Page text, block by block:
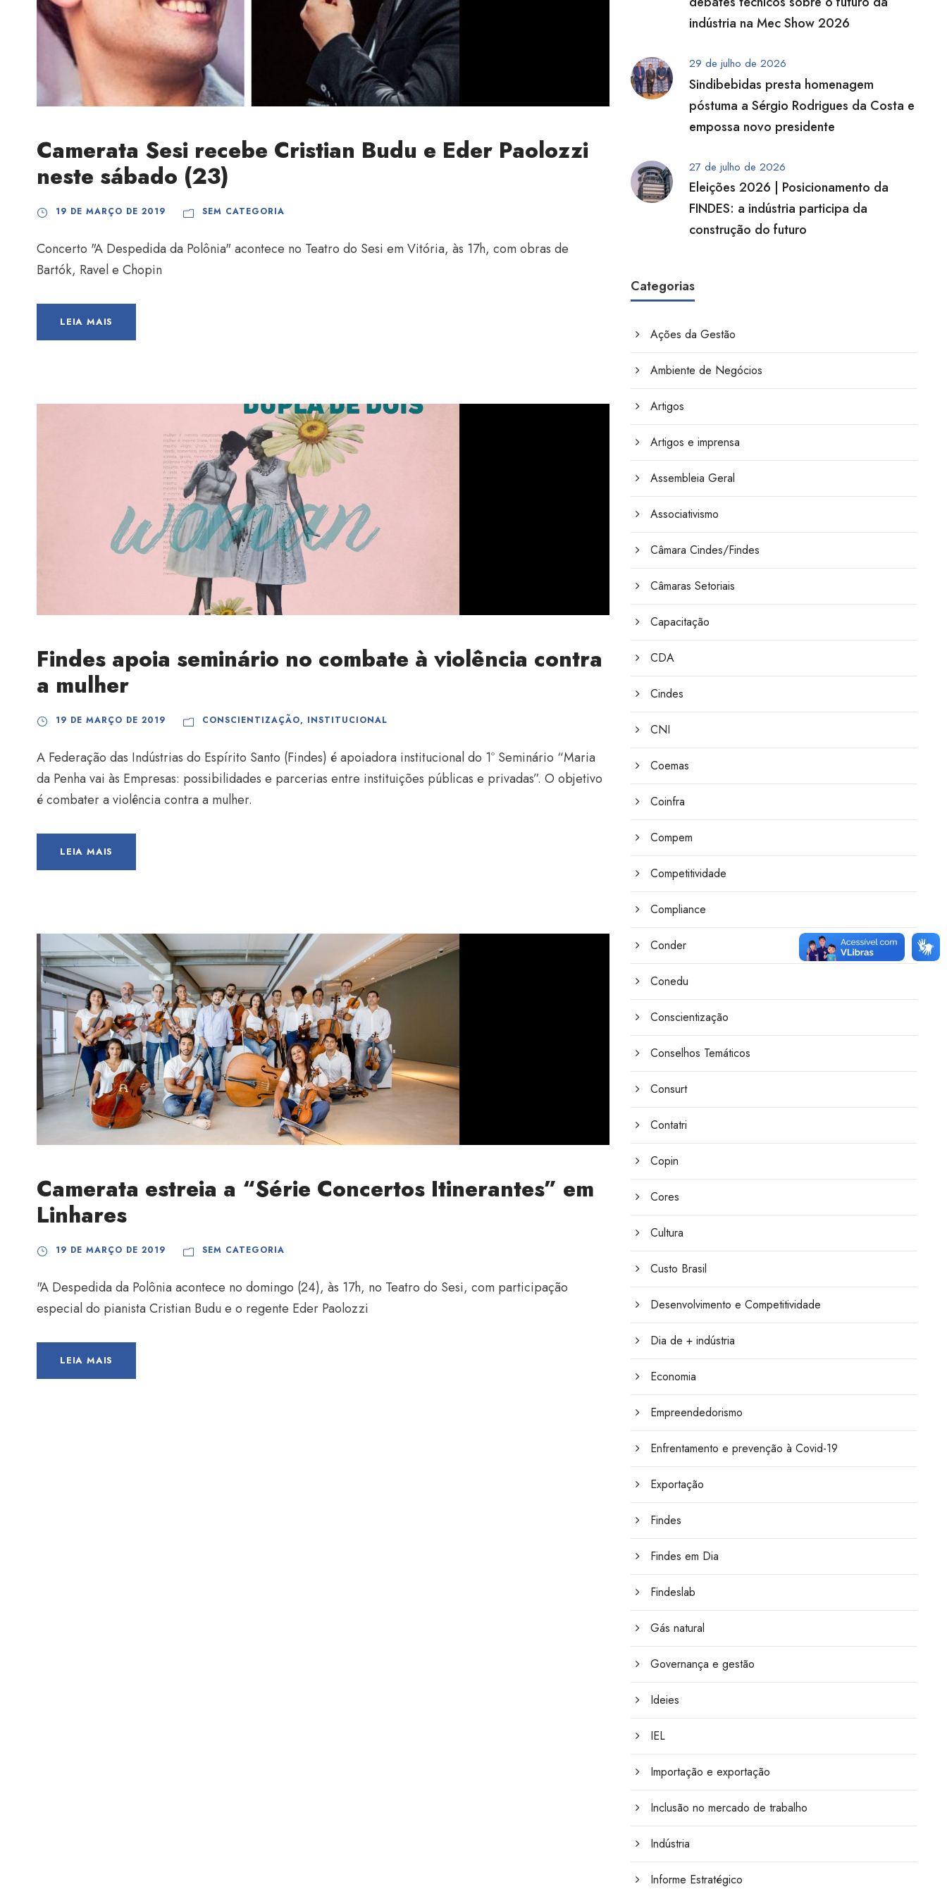
Camerata Sesi recebe Cristian Budu e Eder Paolozzi
neste sábado (23)
19 DE MARÇO DE 2019 SEM CATEGORIA
Concerto "A Despedida da Polônia" acontece no Teatro do Sesi em Vitória, às 17h, com obras de
Bartók, Ravel e Chopin
LEIA MAIS
Findes apoia seminário no combate à violência contra
a mulher
19 DE MARÇO DE 2019 CONSCIENTIZAÇÃO, INSTITUCIONAL
A Federação das Indústrias do Espírito Santo (Findes) é apoiadora institucional do 1º Seminário “Maria
da Penha vai às Empresas: possibilidades e parcerias entre instituições públicas e privadas”. O objetivo
é combater a violência contra a mulher.
LEIA MAIS
Camerata estreia a “Série Concertos Itinerantes” em
Linhares
19 DE MARÇO DE 2019 SEM CATEGORIA
"A Despedida da Polônia acontece no domingo (24), às 17h, no Teatro do Sesi, com participação
especial do pianista Cristian Budu e o regente Eder Paolozzi
LEIA MAIS
indústria na Mec Show 2026
29 de julho de 2026
Sindibebidas presta homenagem
póstuma a Sérgio Rodrigues da Costa e
empossa novo presidente
27 de julho de 2026
Eleições 2026 | Posicionamento da
FINDES: a indústria participa da
construção do futuro
Categorias
Ações da Gestão
Ambiente de Negócios
Artigos
Artigos e imprensa
Assembleia Geral
Associativismo
Câmara Cindes/Findes
Câmaras Setoriais
Capacitação
CDA
Cindes
CNI
Coemas
Coinfra
Compem
Competitividade
Compliance
Conder
Conedu
Conscientização
Conselhos Temáticos
Consurt
Contatri
Copin
Cores
Cultura
Custo Brasil
Desenvolvimento e Competitividade
Dia de + indústria
Economia
Empreendedorismo
Enfrentamento e prevenção à Covid-19
Exportação
Findes
Findes em Dia
Findeslab
Gás natural
Governança e gestão
Ideies
IEL
Importação e exportação
Inclusão no mercado de trabalho
Indústria
Informe Estratégico